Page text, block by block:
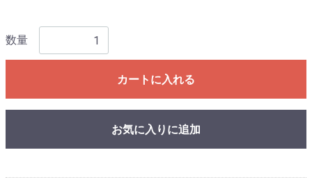
数量
カートに入れる
お気に入りに追加